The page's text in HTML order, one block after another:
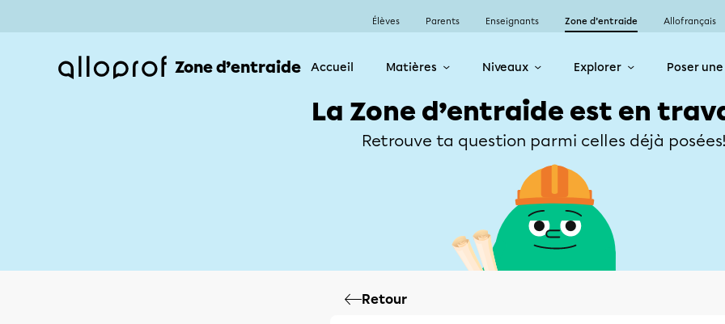
Élèves Parents Enseignants Zone d’entraide Allofrançais
Zone d’entraide Accueil Matières Niveaux Explorer Poser
La Zone d’entraide est en
Retrouve ta question parmi celles déjà posées!
Retour